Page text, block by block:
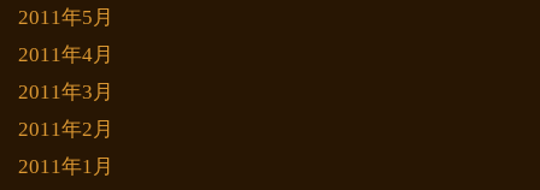
2011年5月
2011年4月
2011年3月
2011年2月
2011年1月